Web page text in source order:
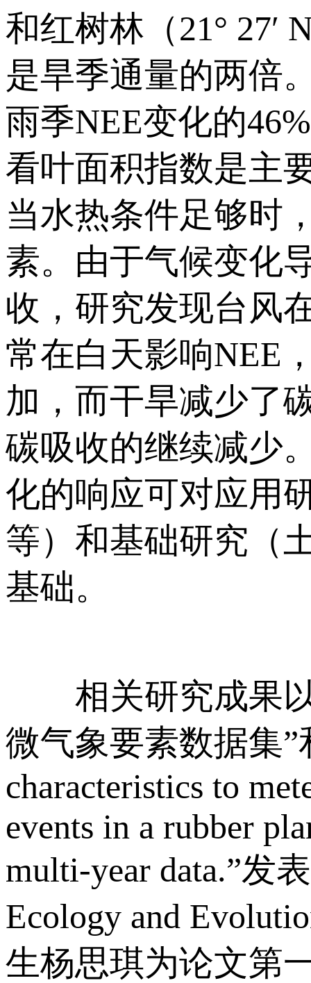
和红树林（21° 27′
是旱季通量的两倍
雨季NEE变化的
看叶面积指数是主
当水热条件足够时
素。由于气候变化
收，研究发现台风
常在白天影响NEE
加，而干旱减少了
碳吸收的继续减少
化的响应可对应用
等）和基础研究（
基础。
相关研究成果以
微气象要素数据集”
characteristics to
events in a rubber
multi-year data.”发
Ecology and
生杨思琪为论文第